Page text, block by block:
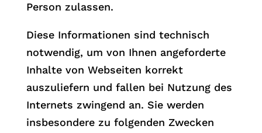
Person zulassen.
Diese Informationen sind technisch
notwendig, um von Ihnen angeforderte
Inhalte von Webseiten korrekt
auszuliefern und fallen bei Nutzung des
Internets zwingend an. Sie werden
insbesondere zu folgenden Zwecken